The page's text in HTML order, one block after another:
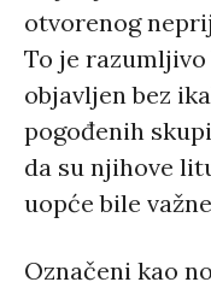
otvorenog
To je
objavljen bez
pogođenih
da su njihove
uopće bile
Označeni kao